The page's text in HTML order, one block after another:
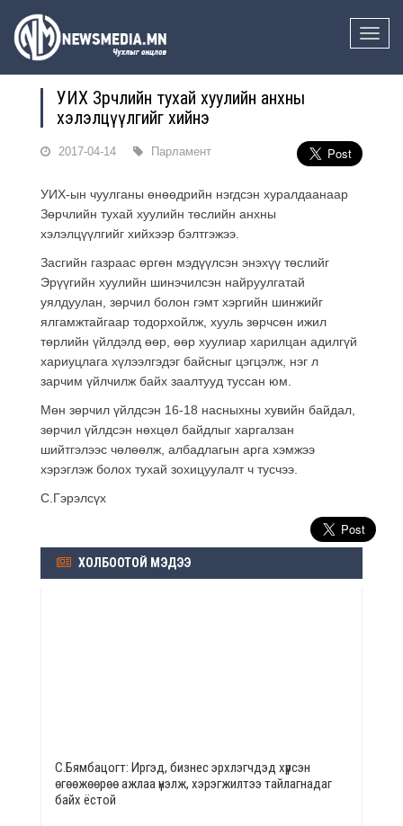
Toggle
УИХ Зөрчлийн тухай хуулийн анхны
хэлэлцүүлгийг хийнэ
2017-04-14 Парламент
УИХ-ын чуулганы өнөөдрийн нэгдсэн хуралдаанаар
Зөрчлийн тухай хуулийн төслийн анхны
хэлэлцүүлгийг хийхээр бэлтгэжээ.
Засгийн газраас өргөн мэдүүлсэн энэхүү төслийг
Эрүүгийн хуулийн шинэчилсэн найруулгатай
уялдуулан, зөрчил болон гэмт хэргийн шинжийг
ялгамжтайгаар тодорхойлж, хууль зөрчсөн ижил
төрлийн үйлдэлд өөр, өөр хуулиар харилцан адилгүй
хариуцлага хүлээлгэдэг байсныг цэгцэлж, нэг л
зарчим үйлчилж байх заалтууд туссан юм.
Мөн зөрчил үйлдсэн 16-18 насныхны хувийн байдал,
зөрчил үйлдсэн нөхцөл байдлыг харгалзан
шийтгэлээс чөлөөлж, албадлагын арга хэмжээ
хэрэглэж болох тухай зохицуулалт ч тусчээ.
С.Гэрэлсүх
ХОЛБООТОЙ МЭДЭЭ
С.Бямбацогт: Иргэд, бизнес эрхлэгчдэд хүрсэн
өгөөжөөрөө ажлаа үнэлж, хэрэгжилтээ тайлагнадаг
байх ёстой